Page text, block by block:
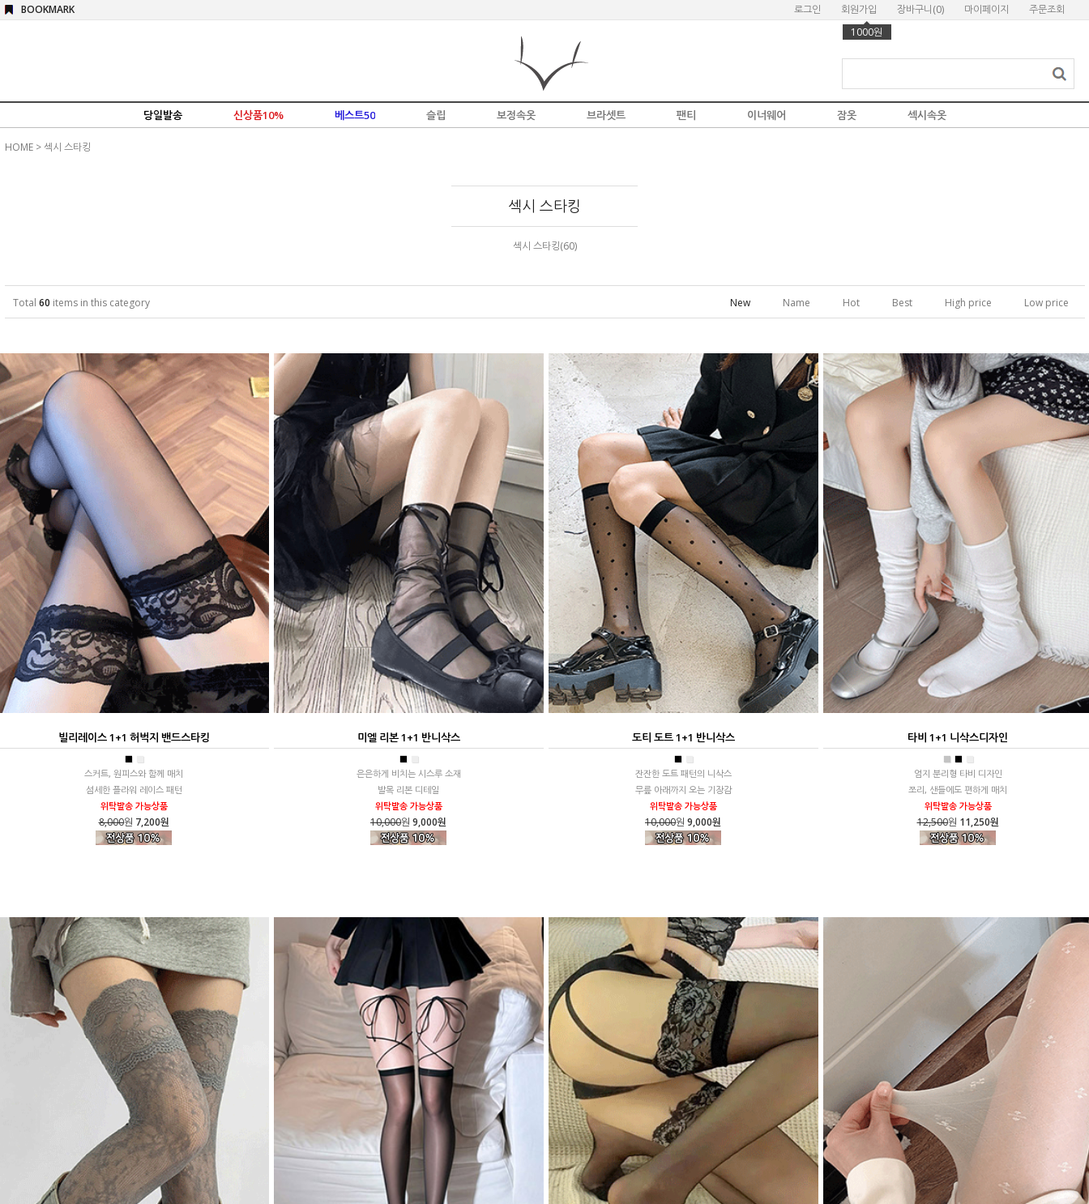
로그인
회원가입
1000원
장바구니(0) 마이페이지 주문조회
BOOKMARK
당일발송 신상품10% 베스트50 슬립 보정속옷 브라셋트 팬티 이너웨어 잠옷 섹시속옷
HOME>섹시 스타킹
섹시 스타킹
섹시 스타킹(60)
Total 60 items in this category New Name Hot Best High price Low price
빌리레이스 1+1 허벅지 밴드스타킹
■ ■
스커트, 원피스와 함께 매치
섬세한 플라워 레이스 패턴
위탁발송 가능상품
8,000원 7,200원
미엘 리본 1+1 반니삭스
■ ■
은은하게 비치는 시스루 소재
발목 리본 디테일
위탁발송 가능상품
10,000원 9,000원
도티 도트 1+1 반니삭스
■ ■
잔잔한 도트 패턴의 니삭스
무릎 아래까지 오는 기장감
위탁발송 가능상품
10,000원 9,000원
타비 1+1 니삭스디자인
■ ■ ■
엄지 분리형 타비 디자인
쪼리, 샌들에도 편하게 매치
위탁발송 가능상품
12,500원 11,250원